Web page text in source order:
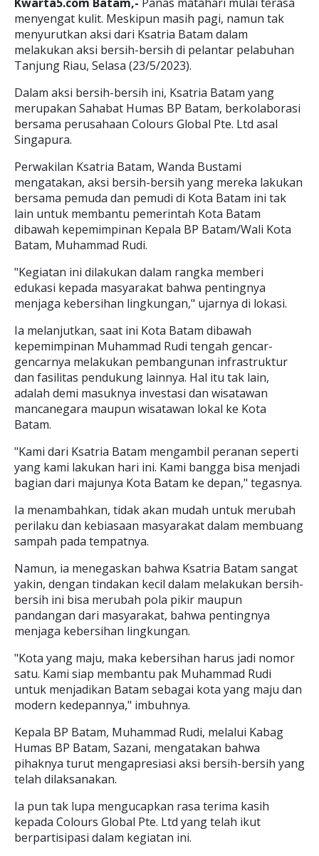
menyengat kulit. Meskipun masih pagi, namun tak
menyurutkan aksi dari Ksatria Batam dalam
melakukan aksi bersih-bersih di pelantar pelabuhan
Tanjung Riau, Selasa (23/5/2023).
Dalam aksi bersih-bersih ini, Ksatria Batam yang
merupakan Sahabat Humas BP Batam, berkolaborasi
bersama perusahaan Colours Global Pte. Ltd asal
Singapura.
Perwakilan Ksatria Batam, Wanda Bustami
mengatakan, aksi bersih-bersih yang mereka lakukan
bersama pemuda dan pemudi di Kota Batam ini tak
lain untuk membantu pemerintah Kota Batam
dibawah kepemimpinan Kepala BP Batam/Wali Kota
Batam, Muhammad Rudi.
"Kegiatan ini dilakukan dalam rangka memberi
edukasi kepada masyarakat bahwa pentingnya
menjaga kebersihan lingkungan," ujarnya di lokasi.
Ia melanjutkan, saat ini Kota Batam dibawah
kepemimpinan Muhammad Rudi tengah gencar-
gencarnya melakukan pembangunan infrastruktur
dan fasilitas pendukung lainnya. Hal itu tak lain,
adalah demi masuknya investasi dan wisatawan
mancanegara maupun wisatawan lokal ke Kota
Batam.
"Kami dari Ksatria Batam mengambil peranan seperti
yang kami lakukan hari ini. Kami bangga bisa menjadi
bagian dari majunya Kota Batam ke depan," tegasnya.
Ia menambahkan, tidak akan mudah untuk merubah
perilaku dan kebiasaan masyarakat dalam membuang
sampah pada tempatnya.
Namun, ia menegaskan bahwa Ksatria Batam sangat
yakin, dengan tindakan kecil dalam melakukan bersih-
bersih ini bisa merubah pola pikir maupun
pandangan dari masyarakat, bahwa pentingnya
menjaga kebersihan lingkungan.
"Kota yang maju, maka kebersihan harus jadi nomor
satu. Kami siap membantu pak Muhammad Rudi
untuk menjadikan Batam sebagai kota yang maju dan
modern kedepannya," imbuhnya.
Kepala BP Batam, Muhammad Rudi, melalui Kabag
Humas BP Batam, Sazani, mengatakan bahwa
pihaknya turut mengapresiasi aksi bersih-bersih yang
telah dilaksanakan.
Ia pun tak lupa mengucapkan rasa terima kasih
kepada Colours Global Pte. Ltd yang telah ikut
berpartisipasi dalam kegiatan ini.